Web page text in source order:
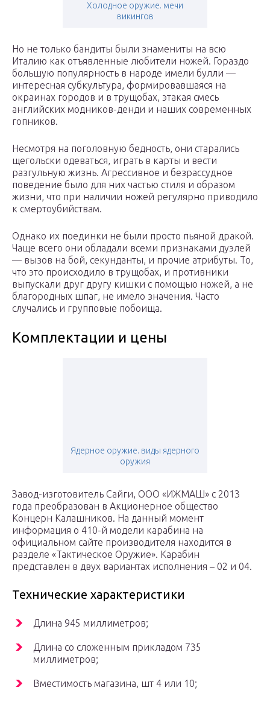
Холодное оружие. мечи
викингов
Но не только бандиты были знамениты на всю
Италию как отъявленные любители ножей. Гораздо
большую популярность в народе имели булли —
интересная субкультура, формировавшаяся на
окраинах городов и в трущобах, этакая смесь
английских модников-денди и наших современных
гопников.
Несмотря на поголовную бедность, они старались
щегольски одеваться, играть в карты и вести
разгульную жизнь. Агрессивное и безрассудное
поведение было для них частью стиля и образом
жизни, что при наличии ножей регулярно приводило
к смертоубийствам.
Однако их поединки не были просто пьяной дракой.
Чаще всего они обладали всеми признаками дуэлей
— вызов на бой, секунданты, и прочие атрибуты. То,
что это происходило в трущобах, и противники
выпускали друг другу кишки с помощью ножей, а не
благородных шпаг, не имело значения. Часто
случались и групповые побоища.
Комплектации и цены
Ядерное оружие. виды ядерного
оружия
Завод-изготовитель Сайги, ООО «ИЖМАШ» с 2013
года преобразован в Акционерное общество
Концерн Калашников. На данный момент
информация о 410-й модели карабина на
официальном сайте производителя находится в
разделе «Тактическое Оружие». Карабин
представлен в двух вариантах исполнения – 02 и 04.
Технические характеристики
Длина 945 миллиметров;
Длина со сложенным прикладом 735
миллиметров;
Вместимость магазина, шт 4 или 10;